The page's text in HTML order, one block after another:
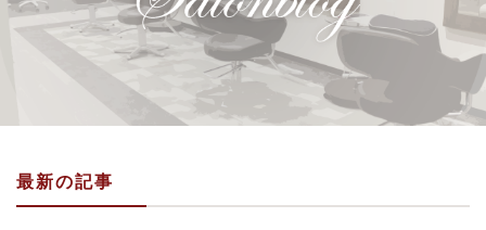
STYLE
スタイル
STAFF
スタッフ
メニュー
WEBCOUPON
ウェブクーポン
RECRUIT
最新の記事